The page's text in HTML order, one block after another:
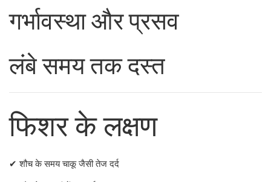
गर्भावस्था और प्रसव
लंबे समय तक दस्त
फिशर के लक्षण
✔ शौच के समय चाकू जैसी तेज दर्द